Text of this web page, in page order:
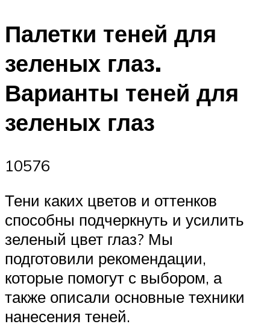
Палетки теней для
зеленых глаз.
Варианты теней для
зеленых глаз
10576
Тени каких цветов и оттенков
способны подчеркнуть и усилить
зеленый цвет глаз? Мы
подготовили рекомендации,
которые помогут с выбором, а
также описали основные техники
нанесения теней.